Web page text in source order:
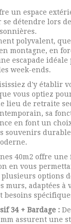
un espace
se détendre lors
polyvalent,
montagne, en
escapade idéale
week-ends.
d'y établir
vous optiez
lieu de retraite
sa
en font un
souvenirs
40m2 offre
en vous
options
murs, adaptées à
besoins
34 + Bardage :
mm assurent une